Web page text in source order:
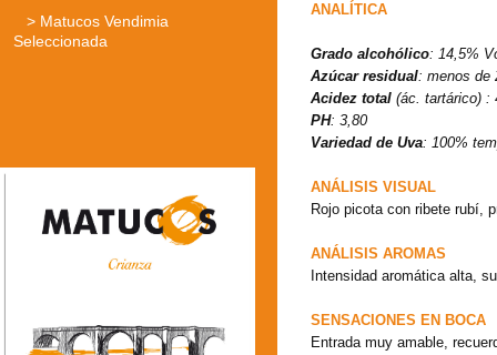
> Matucos Vendimia
Seleccionada
ANALÍTICA
Grado alcohólico: 14,5%
Azúcar residual: menos de
Acidez total (ác. tartárico) :
PH: 3,80
Variedad de Uva: 100%
ANÁLISIS VISUAL
Rojo picota con ribete rubí,
ANÁLISIS AROMAS
Intensidad aromática alta,
SENSACIONES EN BOCA
Entrada muy amable,